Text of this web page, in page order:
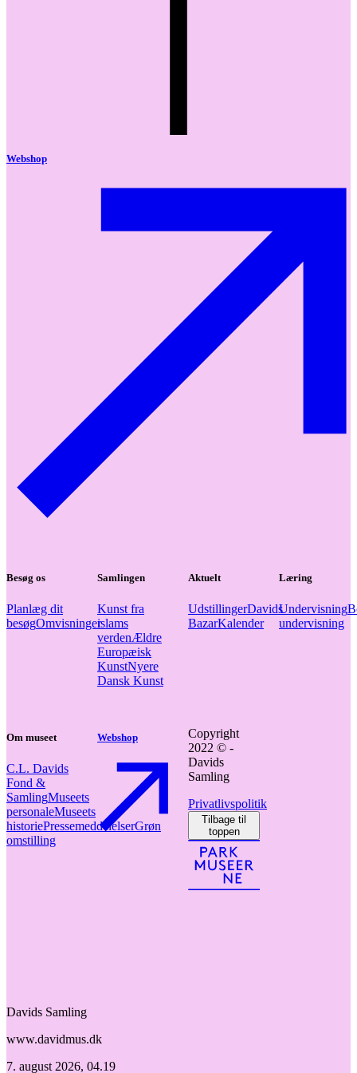
Webshop
Besøg os
Planlæg dit
besøgOmvisninger
Samlingen
Kunst fra
islams
verdenÆldre
Europæisk
KunstNyere
Dansk Kunst
Aktuelt
UdstillingerDavids
BazarKalender
Læring
Undervisning
undervisning
Om museet
C.L. Davids
Fond &
SamlingMuseets
personaleMuseets
historiePressemeddelelserGrøn
omstilling
Webshop
Copyright
2022 © -
Davids
Samling
Privatlivspolitik
Tilbage til
toppen
Davids Samling
www.davidmus.dk
7. august 2026, 04.19